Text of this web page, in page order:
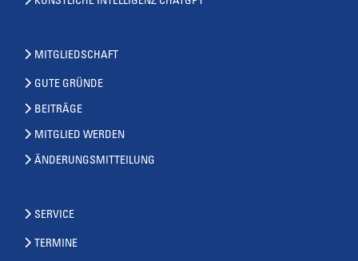
MITGLIEDSCHAFT
GUTE GRÜNDE
BEITRÄGE
MITGLIED WERDEN
ÄNDERUNGSMITTEILUNG
SERVICE
TERMINE